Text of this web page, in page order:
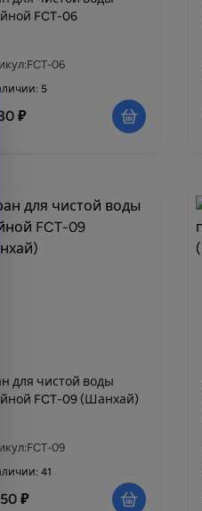
FCT-06
06
5
₽
для чистой воды
FCT-09 (Шанхай)
09
41
₽